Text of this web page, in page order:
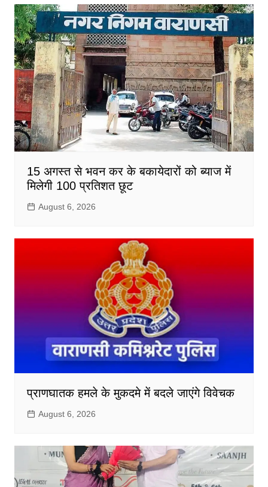
15 अगस्त से भवन कर के बकायेदारों को ब्याज में
मिलेगी 100 प्रतिशत छूट
August 6, 2026
प्राणघातक हमले के मुकदमे में बदले जाएंगे विवेचक
August 6, 2026